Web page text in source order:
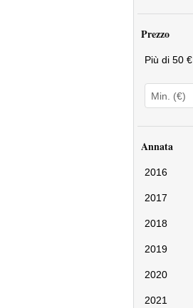
Prezzo
Più di 50 €
Annata
2016
2017
2018
2019
2020
2021